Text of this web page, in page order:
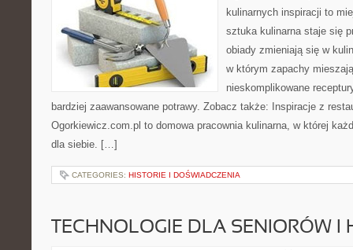
kulinarnych inspiracji to
sztuka kulinarna staje się
obiady zmieniają się w
w którym zapachy
nieskomplikowane
bardziej zaawansowane potrawy. Zobacz także: Inspiracje z
Ogorkiewicz.com.pl to domowa pracownia kulinarna, w której
dla siebie. […]
CATEGORIES: HISTORIE I DOŚWIADCZENIA
TECHNOLOGIE DLA SENIORÓW I